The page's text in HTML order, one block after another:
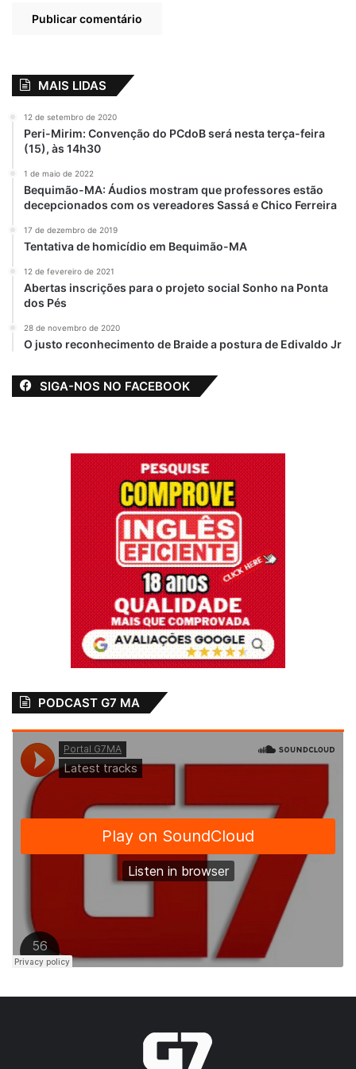
estão à frente desse trabalho!, descreveu
Sobre a Lei Paulo Gustavo
A Lei Paulo Gustavo (Lei Complementar nº
195, de 08 de julho de 2022) dispõe sobre
cultural a serem adotadas em decorrência
dos efeitos econômicos e sociais da
pandemia da covid-19. A legislação
homenageia o ator e humorista Paulo
Gustavo, falecido em maio de 2021, vítima
da Covid-19.
Estiveram presentes o prefeito João
Martins, o secretário de Cultura Rodrigo
Martins, o representante do Movimento
Quilombola, Claudemir Reis, o coordenador
do escritório do Munistério da Cultura no
Maranhão, Paulo Sabá, o vice-prefeito
Magal, o comandante do 45º BPM de
secretário de Administração, Sidney
Bouéres, o presidente da Câmara de
Vereadores de Bequimão, Professor Ivaldo,
a secretária de Saúde, Ramone Araújo e o
secretário de Cidadania e Participação
Popular, Edmilson Pinheiro.
A programação contou ainda, com um Coffe
Break e apreseentações culturais locais,
como Forró de Caixa de Zé de Custódia
(Areal) e Quilombo Rio Grande, o Tambor
de Crioula de Santa Rita e todo o bailado e
encanto da Companhia Marizés.
MAIS LIDAS
12 de setembro de 2020
Peri-Mirim: Convenção do PCdoB será nesta terça-feira
(15), às 14h30
1 de maio de 2022
Bequimão-MA: Áudios mostram que professores estão
decepcionados com os vereadores Sassá e Chico Ferreira
17 de dezembro de 2019
Tentativa de homicídio em Bequimão-MA
12 de fevereiro de 2021
Abertas inscrições para o projeto social Sonho na Ponta
dos Pés
28 de novembro de 2020
O justo reconhecimento de Braide a postura de Edivaldo Jr
SIGA-NOS NO FACEBOOK
PODCAST G7 MA